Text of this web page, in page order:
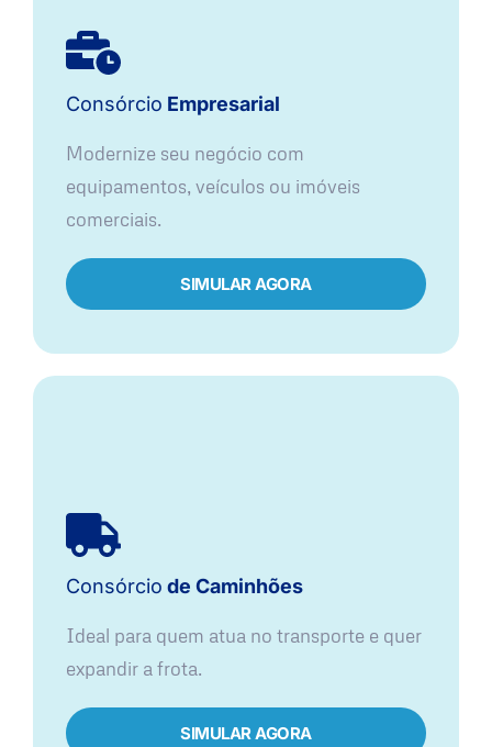
Consórcio Empresarial
Modernize seu negócio com
equipamentos, veículos ou imóveis
comerciais.
SIMULAR AGORA
Consórcio de Caminhões
Ideal para quem atua no transporte e quer
expandir a frota.
SIMULAR AGORA